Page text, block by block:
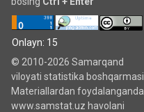
Onlayn: 15
© 2010-2026 Samarqand
viloyati statistika boshqarmasi
Materiallardan foydalanganda
www.samstat.uz havolani